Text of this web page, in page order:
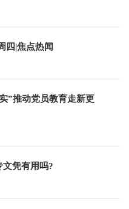
四|焦点热闻
”推动党员教育走新更
文凭有用吗?